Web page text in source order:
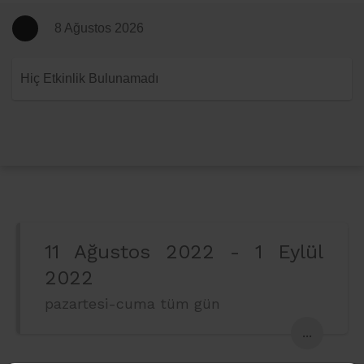
8 Ağustos 2026
Hiç Etkinlik Bulunamadı
11 Ağustos 2022 - 1 Eylül
2022
pazartesi-cuma tüm gün
...